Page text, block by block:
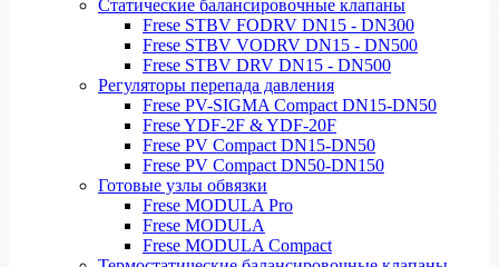
Статические балансировочные клапаны
Frese STBV FODRV DN15 - DN300
Frese STBV VODRV DN15 - DN500
Frese STBV DRV DN15 - DN500
Регуляторы перепада давления
Frese PV-SIGMA Compact DN15-DN50
Frese YDF-2F & YDF-20F
Frese PV Compact DN15-DN50
Frese PV Compact DN50-DN150
Готовые узлы обвязки
Frese MODULA Pro
Frese MODULA
Frese MODULA Compact